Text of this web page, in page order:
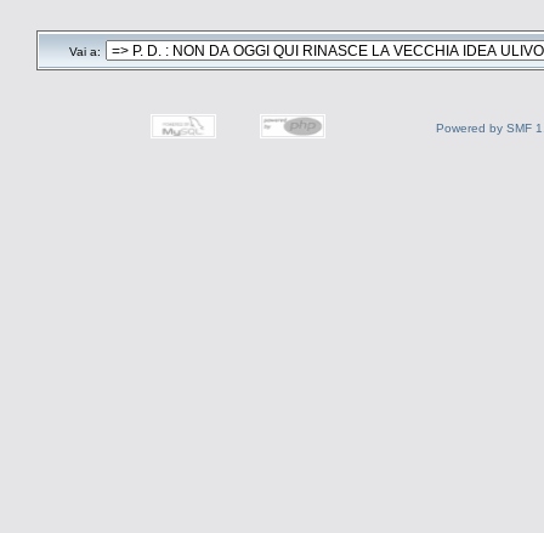
Vai a:
Powered by SMF